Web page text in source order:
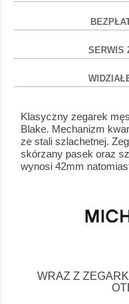
SERWIS
Klasyczny zegarek
Blake. Mechanizm
ze stali szlachetnej.
skórzany pasek oraz
wynosi 42mm
WRAZ Z